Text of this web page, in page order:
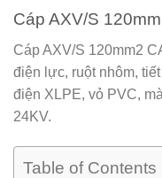
Cáp AXV/S
Cáp AXV/S 120mm2
điện lực, ruột nhôm,
điện XLPE, vỏ PVC,
24KV.
Table of Contents